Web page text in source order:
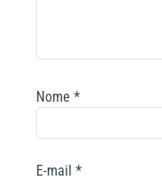
Nome *
E-mail *